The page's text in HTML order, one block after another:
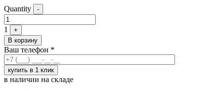
Quantity -
1
+
В корзину
Ваш телефон *
в наличии на складе